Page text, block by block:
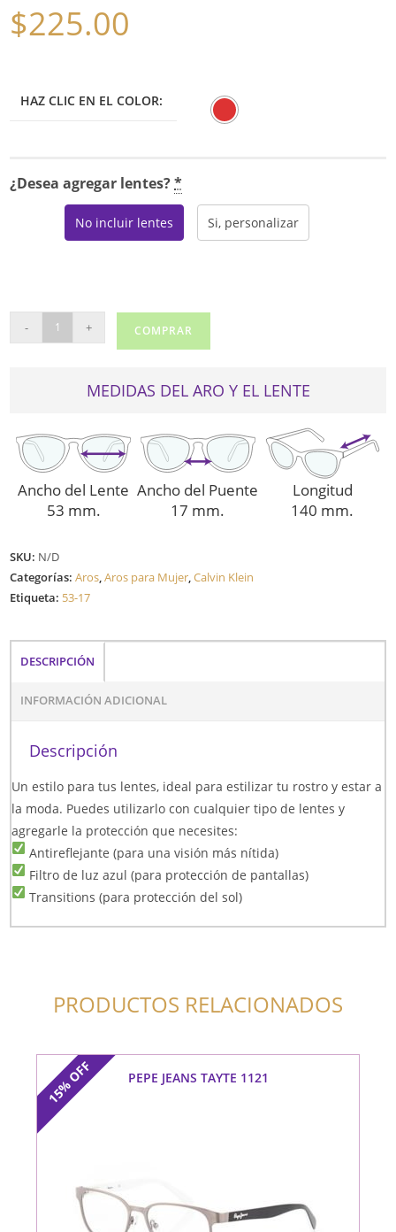
$225.00
HAZ CLIC EN EL COLOR:
¿Desea agregar lentes?*
No incluir lentes Si, personalizar
KLEIN
- + COMPRAR
MEDIDAS DEL ARO Y EL LENTE
Ancho del Lente
53 mm.
Ancho del Puente
17 mm.
Longitud
140 mm.
SKU: N/D
Categorías:Aros,Aros para Mujer,Calvin Klein
Etiqueta: 53-17
DESCRIPCIÓN
INFORMACIÓN ADICIONAL
Descripción
Un estilo para tus lentes, ideal para estilizar tu rostro y estar a
la moda. Puedes utilizarlo con cualquier tipo de lentes y
agregarle la protección que necesites:
Antireflejante (para una visión más nítida)
Filtro de luz azul (para protección de pantallas)
Transitions (para protección del sol)
PRODUCTOS RELACIONADOS
15%
OFF PEPE JEANS TAYTE 1121